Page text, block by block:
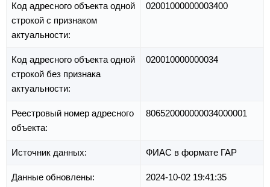
Код адресного объекта одной
строкой с признаком
актуальности:
02001000000003400
Код адресного объекта одной
строкой без признака
актуальности:
020010000000034
Реестровый номер адресного
объекта:
806520000000034000001
Источник данных: ФИАС в формате ГАР
Данные обновлены: 2024-10-02 19:41:35